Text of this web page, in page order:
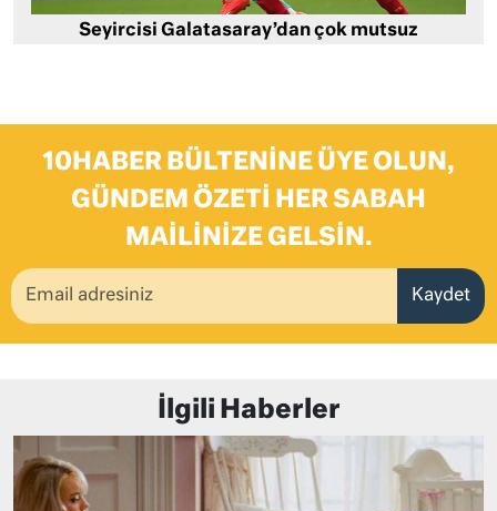
Seyircisi Galatasaray’dan çok mutsuz
10HABER BÜLTENINE ÜYE OLUN,
GÜNDEM ÖZETI HER SABAH
MAILINIZE GELSIN.
Kaydet
İlgili Haberler